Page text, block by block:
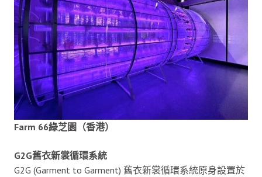
Farm 66綠芝園（香港）
G2G舊衣新裳循環系統
G2G (Garment to Garment) 舊衣新裳循環系統原身設置於